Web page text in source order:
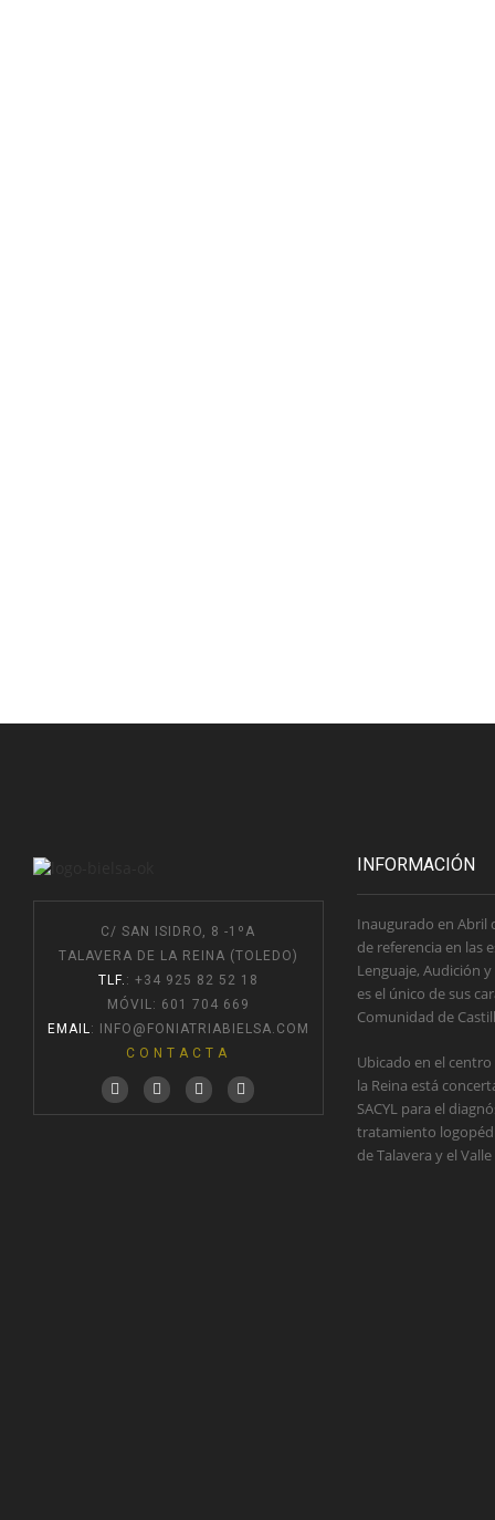
C/ SAN ISIDRO, 8 -1ºA
TALAVERA DE LA REINA (TOLEDO)
TLF. : +34 925 82 52 18
MÓVIL: 601 704 669
EMAIL:
INFO@FONIATRIABIELSA.COM
CONTACTA
INFORMACIÓN
Inaugurado en Abril
de referencia en las
Lenguaje, Audición
es el único de sus
Comunidad de
Ubicado en el
la Reina está
SACYL para el
tratamiento
de Talavera y el